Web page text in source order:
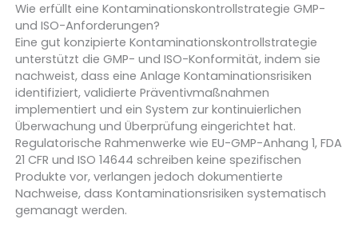
Wie erfüllt eine Kontaminationskontrollstrategie GMP-
und ISO-Anforderungen?
Eine gut konzipierte Kontaminationskontrollstrategie
unterstützt die GMP- und ISO-Konformität, indem sie
nachweist, dass eine Anlage Kontaminationsrisiken
identifiziert, validierte Präventivmaßnahmen
implementiert und ein System zur kontinuierlichen
Überwachung und Überprüfung eingerichtet hat.
Regulatorische Rahmenwerke wie EU-GMP-Anhang 1, FDA
21 CFR und ISO 14644 schreiben keine spezifischen
Produkte vor, verlangen jedoch dokumentierte
Nachweise, dass Kontaminationsrisiken systematisch
gemanagt werden.